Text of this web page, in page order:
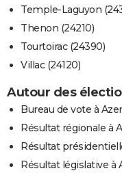
Temple-Laguyon
Thenon (24210)
Tourtoirac (24390)
Villac (24120)
Autour des
Bureau de vote à
Résultat régionale à
Résultat
Résultat législative à